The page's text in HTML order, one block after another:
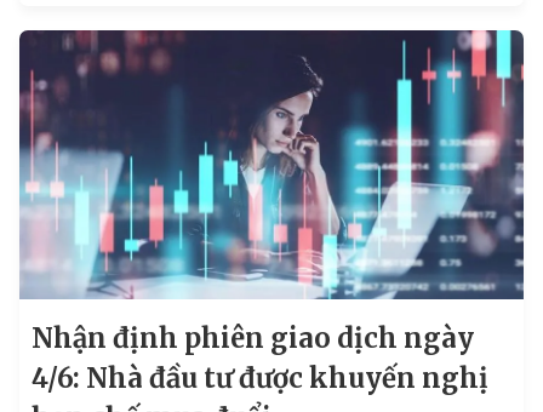
đuổi trong các nhịp hồi ngắn hạn.
Nhận định phiên giao dịch ngày
4/6: Nhà đầu tư được khuyến nghị